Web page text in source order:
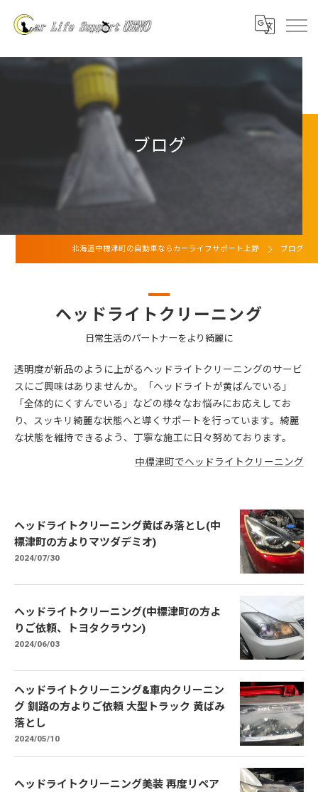
ブログ
北海道中標津町の自動車ならカーライフサポート上野 ブログ
ヘッドライトクリーニング
日常生活のパートナーをより綺麗に
透明度が新品のように上がるヘッドライトクリーニングのサービ
スにご興味はありませんか。「ヘッドライトが黄ばんでいる」
「全体的にくすんでいる」などの様々なお悩みにお応えしてお
り、スッキリ綺麗な状態へと導くサポートを行っています。綺麗
な状態を維持できるよう、丁寧な施工に日々努めております。
中標津町でヘッドライトクリーニング
ヘッドライトクリーニング黄ばみ落とし(中
標津町の方よりマツダデミオ)
2024/07/30
ヘッドライトクリーニング(中標津町の方よ
りご依頼、トヨタクラウン)
2024/06/03
ヘッドライトクリーニング&車内クリーニン
グ 釧路の方よりご依頼 大型トラック 黄ばみ
落とし
2024/05/10
ヘッドライトクリーニング美装 再度リペア